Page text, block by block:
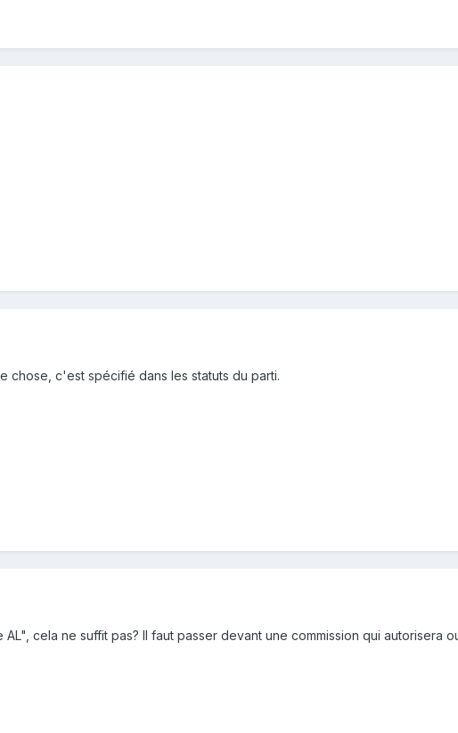
chose, c'est spécifié dans les statuts du parti.
cela ne suffit pas? Il faut passer devant une commission qui autorisera